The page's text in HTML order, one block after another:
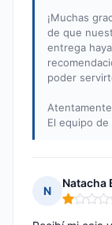
¡Muchas
de que
entrega
poder
El equipo de
N
Natacha
Nota: 1